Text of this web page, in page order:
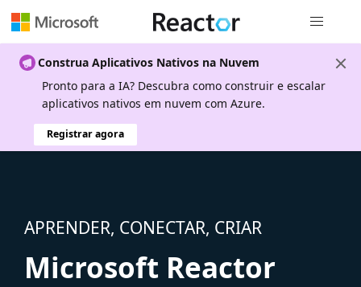
Construa Aplicativos Nativos na Nuvem
Pronto para a IA? Descubra como construir e escalar
aplicativos nativos em nuvem com Azure.
Registrar agora
APRENDER, CONECTAR, CRIAR
Microsoft Reactor